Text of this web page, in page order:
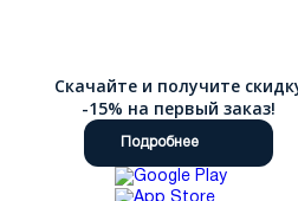
Скачайте и получите
-15% на первый заказ!
Подробнее